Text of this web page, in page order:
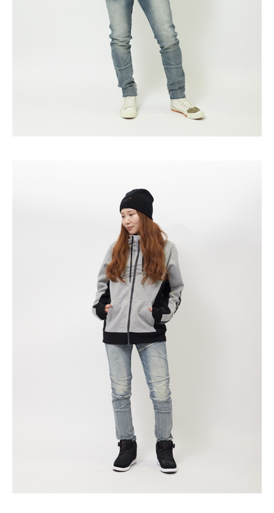
カラー・サイズ選択
ASH
カートに入れる
ASH
¥14,190(税込)
ASH
LL
¥14,190(税込)
カートに入れる
BLACK
S
¥14,190 (税込)
カートに入れる
BLACK
M
¥14,190(税込)
NAVY
S
¥14,190(税込)
NAVY
¥14,190(税込)
WHITE
カートに入れる